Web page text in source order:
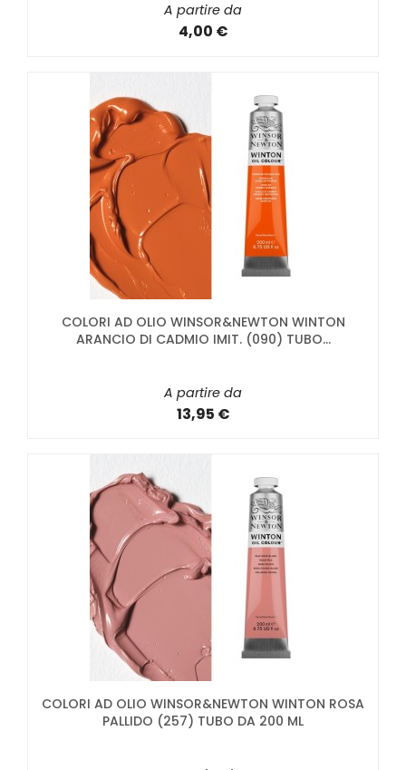
A partire da
4,00 €
COLORI AD OLIO WINSOR&NEWTON WINTON
ARANCIO DI CADMIO IMIT. (090) TUBO...
A partire da
13,95 €
COLORI AD OLIO WINSOR&NEWTON WINTON ROSA
PALLIDO (257) TUBO DA 200 ML